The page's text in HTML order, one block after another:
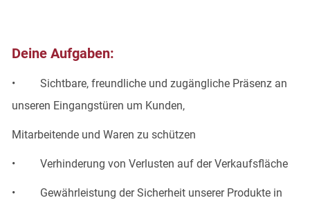
Deine Aufgaben:
• Sichtbare, freundliche und zugängliche Präsenz an
unseren Eingangstüren um Kunden,
Mitarbeitende und Waren zu schützen
• Verhinderung von Verlusten auf der Verkaufsfläche
• Gewährleistung der Sicherheit unserer Produkte in